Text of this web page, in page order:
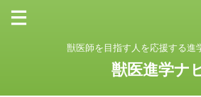
獣医師を目指す人を応援する進
獣医進学ナ